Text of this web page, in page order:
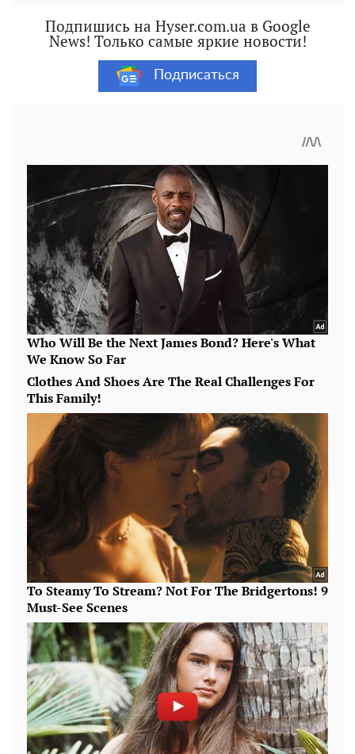
Подпишись на Hyser.com.ua в Google
News! Только самые яркие новости!
Подписаться